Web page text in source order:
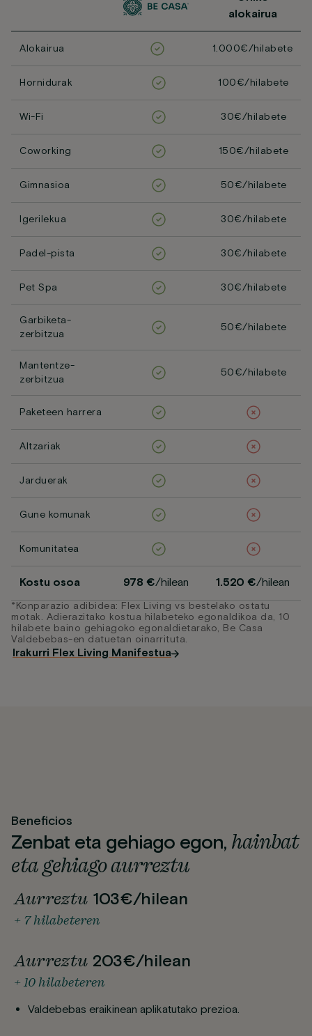
alokairua
Alokairua 1.000€/hilabete
Hornidurak 100€/hilabete
Wi-Fi 30€/hilabete
Coworking 150€/hilabete
Gimnasioa 50€/hilabete
Igerilekua 30€/hilabete
Padel-pista 30€/hilabete
Pet Spa 30€/hilabete
Garbiketa-
zerbitzua
50€/hilabete
Mantentze-
zerbitzua
50€/hilabete
Paketeen harrera
Altzariak
Jarduerak
Gune komunak
Komunitatea
Kostu osoa 978 €/hilean 1.520 €/hilean
*Konparazio adibidea: Flex Living vs bestelako ostatu
motak. Adierazitako kostua hilabeteko egonaldikoa da, 10
hilabete baino gehiagoko egonaldietarako, Be Casa
Valdebebas-en datuetan oinarrituta.
Irakurri Flex Living Manifestua
Beneficios
Zenbat eta gehiago egon, hainbat
eta gehiago aurreztu
Aurreztu 103€/hilean
+ 7 hilabeteren
Aurreztu 203€/hilean
+ 10 hilabeteren
Valdebebas eraikinean aplikatutako prezioa.